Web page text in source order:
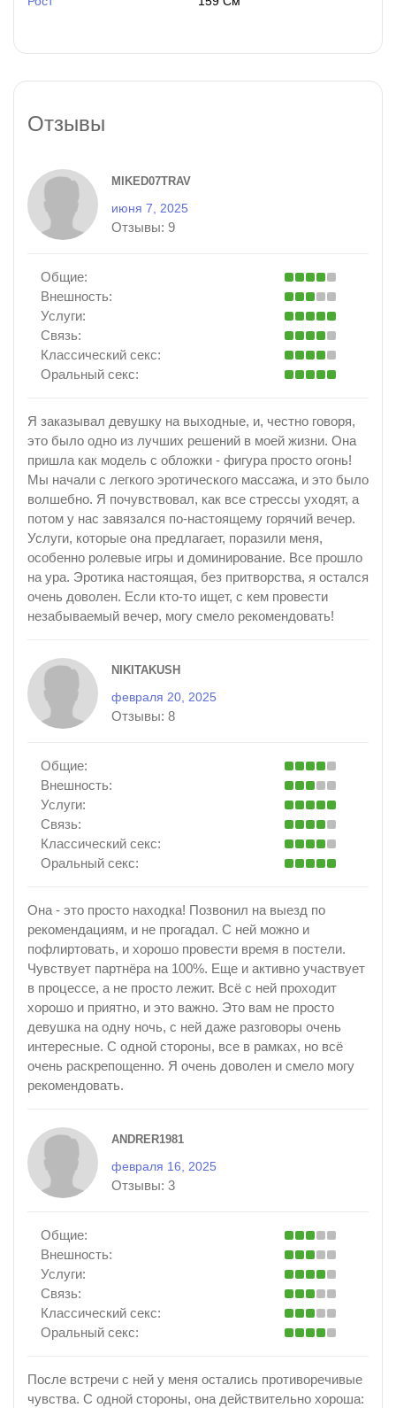
Отзывы
MIKED07TRAV
июня 7, 2025
Отзывы: 9
Общие:
Внешность:
Услуги:
Связь:
Классический секс:
Оральный секс:
Я заказывал девушку на выходные, и, честно говоря,
это было одно из лучших решений в моей жизни. Она
пришла как модель с обложки - фигура просто огонь!
Мы начали с легкого эротического массажа, и это было
волшебно. Я почувствовал, как все стрессы уходят, а
потом у нас завязался по-настоящему горячий вечер.
Услуги, которые она предлагает, поразили меня,
особенно ролевые игры и доминирование. Все прошло
на ура. Эротика настоящая, без притворства, я остался
очень доволен. Если кто-то ищет, с кем провести
незабываемый вечер, могу смело рекомендовать!
NIKITAKUSH
февраля 20, 2025
Отзывы: 8
Общие:
Внешность:
Услуги:
Связь:
Классический секс:
Оральный секс:
Она - это просто находка! Позвонил на выезд по
рекомендациям, и не прогадал. С ней можно и
пофлиртовать, и хорошо провести время в постели.
Чувствует партнёра на 100%. Еще и активно участвует
в процессе, а не просто лежит. Всё с ней проходит
хорошо и приятно, и это важно. Это вам не просто
девушка на одну ночь, с ней даже разговоры очень
интересные. С одной стороны, все в рамках, но всё
очень раскрепощенно. Я очень доволен и смело могу
рекомендовать.
ANDRER1981
февраля 16, 2025
Отзывы: 3
Общие:
Внешность:
Услуги:
Связь:
Классический секс:
Оральный секс:
После встречи с ней у меня остались противоречивые
чувства. С одной стороны, она действительно хороша: